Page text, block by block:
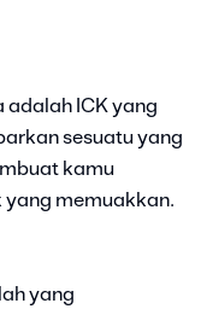
adalah ICK yang
sesuatu yang
kamu
memuakkan.
yang